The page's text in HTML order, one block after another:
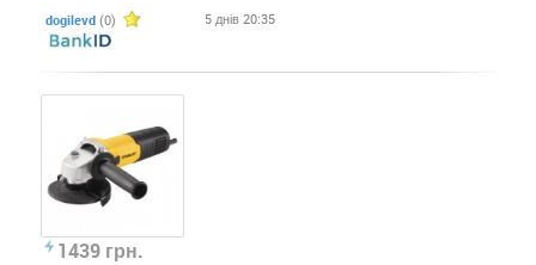
dogilevd (0) 5 днів 20:35
1439 грн.